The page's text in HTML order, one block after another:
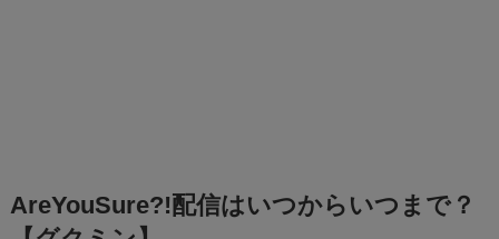
AreYouSure?!配信はいつからいつまで？